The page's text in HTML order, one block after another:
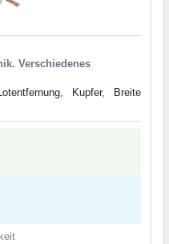
Verschiedenes
Kupfer, Breite